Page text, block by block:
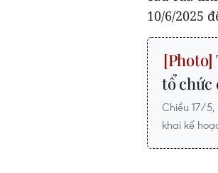
10/6/2025
tổ chức
Chiều 17/
khai kế